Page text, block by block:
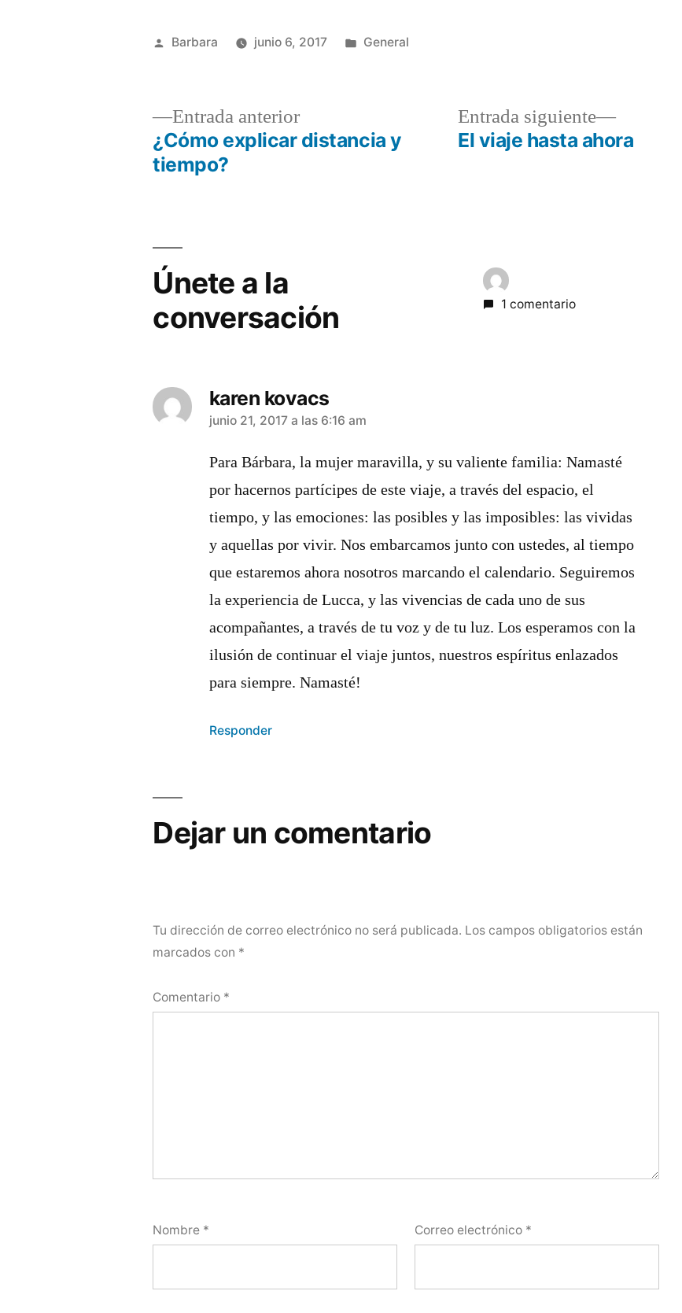
Publicado
Barbara junio 6, 2017
Publicado
General
Navegación
entradas
Entrada anteriorEntrada
anterior:
¿Cómo explicar distancia y
tiempo?
Entrada siguiente
Entrada
siguiente:
El viaje hasta ahora
Únete a la
conversación
1 comentario
karen kovacs
dice:
junio 21, 2017 a las 6:16 am
Para Bárbara, la mujer maravilla, y su valiente familia: Namasté
por hacernos partícipes de este viaje, a través del espacio, el
tiempo, y las emociones: las posibles y las imposibles: las vividas
y aquellas por vivir. Nos embarcamos junto con ustedes, al tiempo
que estaremos ahora nosotros marcando el calendario. Seguiremos
la experiencia de Lucca, y las vivencias de cada uno de sus
acompañantes, a través de tu voz y de tu luz. Los esperamos con la
ilusión de continuar el viaje juntos, nuestros espíritus enlazados
para siempre. Namasté!
Responder
Dejar un comentario
Tu dirección de correo electrónico no será publicada. Los campos obligatorios están
marcados con *
Comentario *
Nombre * Correo electrónico *